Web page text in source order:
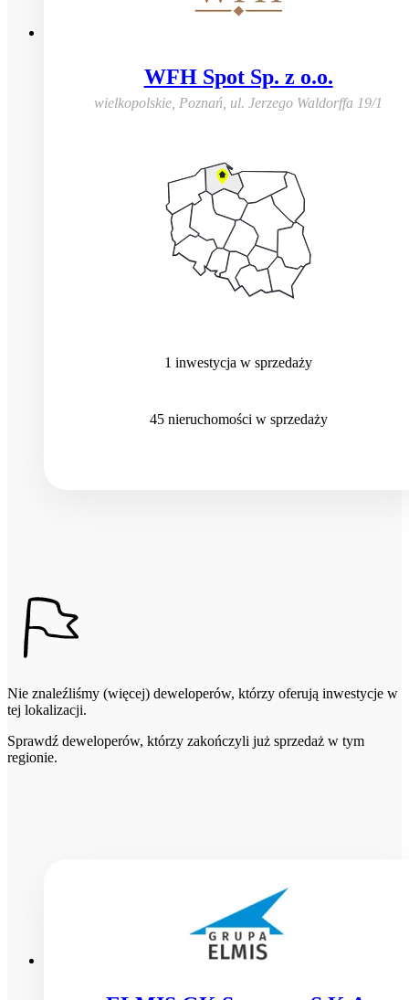
WFH Spot Sp. z o.o.
wielkopolskie, Poznań ul. Jerzego Waldorffa 19/1
1 inwestycja w sprzedaży
45 nieruchomościw sprzedaży
Nie znaleźliśmy (więcej) deweloperów, którzy oferują inwestycje w
tej lokalizacji.
Sprawdź deweloperów, którzy zakończyli już sprzedaż w tym
regionie.